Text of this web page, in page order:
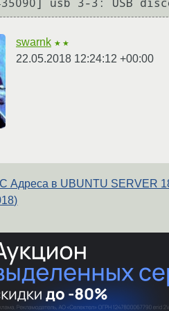
swarnk ★★
22.05.2018 12:24:12 +00:00
Адреса в UBUNTU SERVER